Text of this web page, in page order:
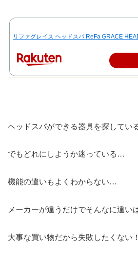
リファグレイス ヘッドスパ ReFa GRACE
ヘッドスパができる器具を探してい
でもどれにしようか迷っている…
機能の違いもよくわからない…
メーカーが違うだけでそんなに違い
大事な買い物だから失敗したくない！